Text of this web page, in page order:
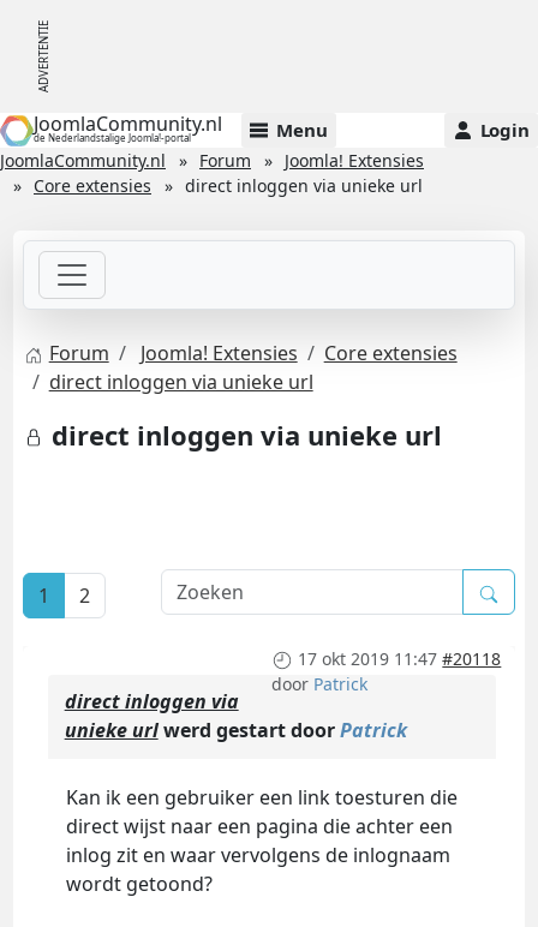
JoomlaCommunity.nl
de Nederlandstalige Joomla!-portal Menu Login
JoomlaCommunity.nl Forum
Joomla! Extensies
Core extensies
direct inloggen via unieke url
Forum Joomla! Extensies
Core extensies
direct inloggen via unieke url
direct inloggen via unieke url
1 2
17 okt 2019 11:47 #20118
door Patrick
direct inloggen via
unieke urlwerd gestart doorPatrick
Kan ik een gebruiker een link toesturen die
direct wijst naar een pagina die achter een
inlog zit en waar vervolgens de inlognaam
wordt getoond?